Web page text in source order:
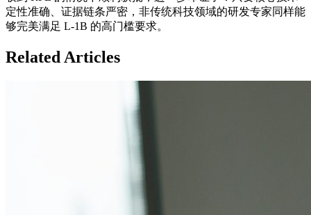
定性准确、证据链条严密，非传统科技领域的研发专家同样能
够完美满足 L-1B 的高门槛要求。
Related Articles